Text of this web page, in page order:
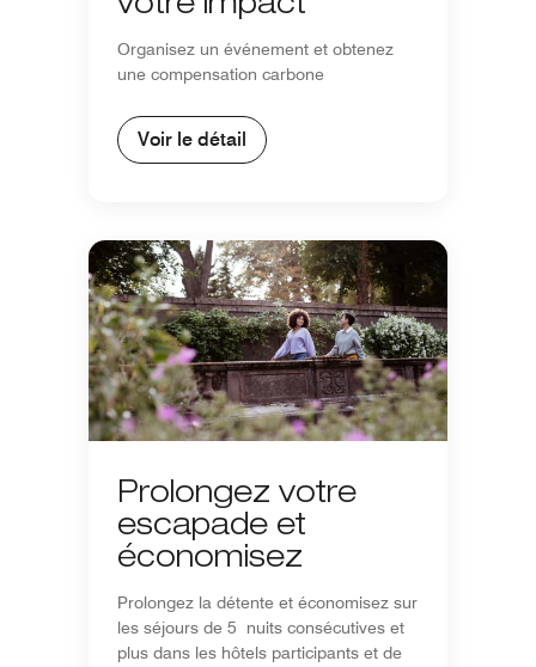
votre impact
Organisez un événement et obtenez
une compensation carbone
Voir le détail
Prolongez votre
escapade et
économisez
Prolongez la détente et économisez sur
les séjours de 5 nuits consécutives et
plus dans les hôtels participants et de